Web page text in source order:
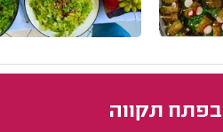
בפתח תקווה